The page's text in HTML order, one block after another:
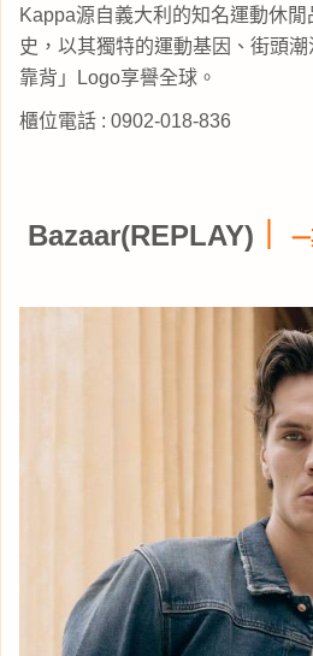
Kappa源自義大利的知名運動休
史， 以其獨特的運動基因、街頭
靠背」Logo享譽全球。
櫃位電話 : 0902-018-836
Bazaar(REPLAY) 一